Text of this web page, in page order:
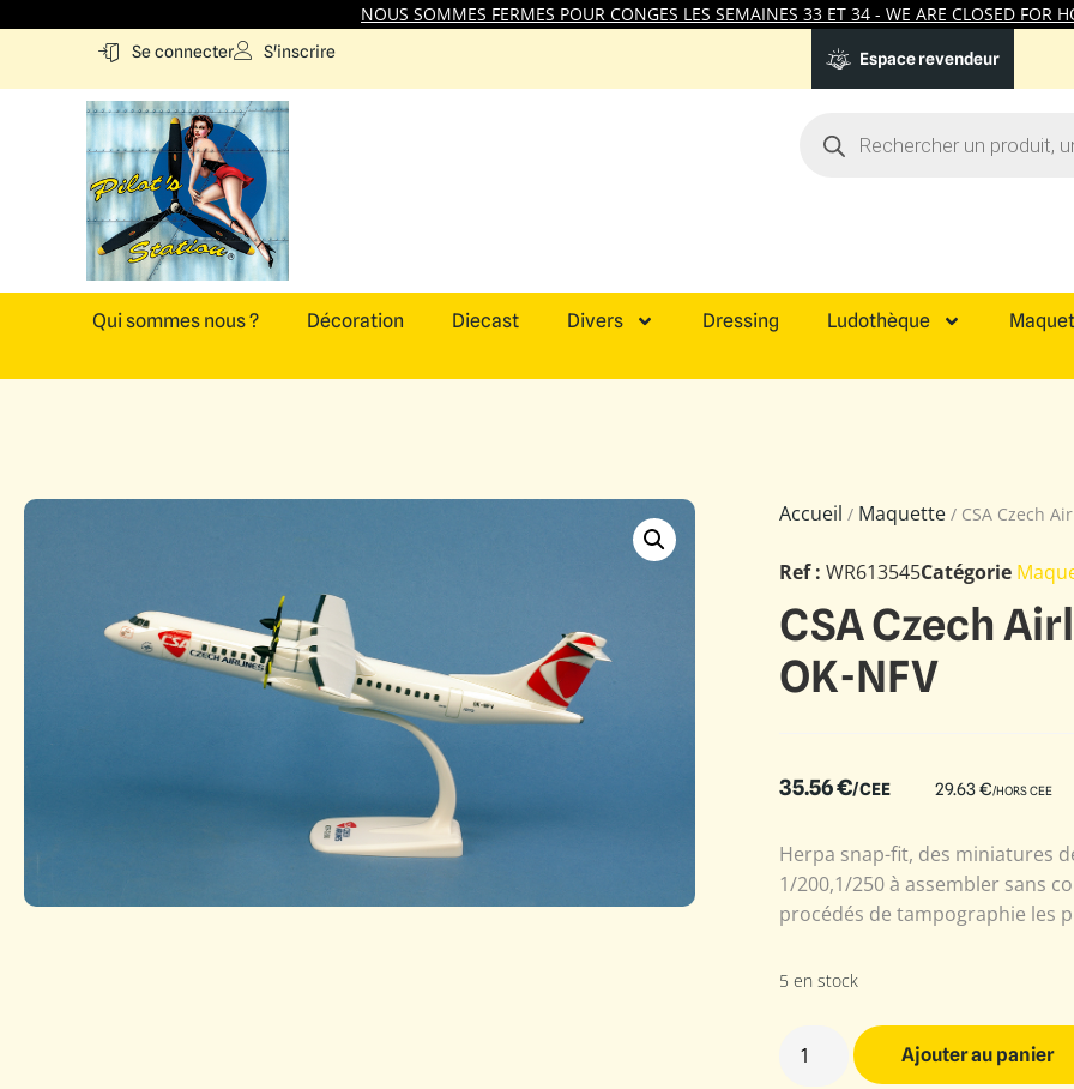
NOUS SOMMES FERMES POUR CONGES LES SEMAINES 33 ET 34 - WE ARE CLOSED FOR
Se connecter S'inscrire Espace revendeur
Qui sommes nous ? Décoration Diecast Divers Dressing Ludothèque
Accueil / Maquette / CSA Czech
Ref : WR613545Catégorie
CSA Czech
OK-NFV
35.56€/CEE 29.63€/HORS CEE
Herpa snap-fit, des miniatures
1/200,1/250 à assembler sans
procédés de tampographie les
5 en stock
Ajouter au panier